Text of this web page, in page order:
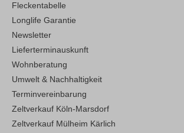
Fleckentabelle
Longlife Garantie
Newsletter
Lieferterminauskunft
Wohnberatung
Umwelt & Nachhaltigkeit
Terminvereinbarung
Zeltverkauf Köln-Marsdorf
Zeltverkauf Mülheim Kärlich